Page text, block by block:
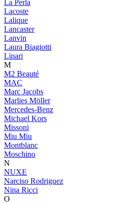
La Perla
Lacoste
Lalique
Lancaster
Lanvin
Laura Biagiotti
Linari
M
M2 Beauté
MAC
Marc Jacobs
Marlies Möller
Mercedes-Benz
Michael Kors
Missoni
Miu Miu
Montblanc
Moschino
N
NUXE
Narciso Rodriguez
Nina Ricci
O